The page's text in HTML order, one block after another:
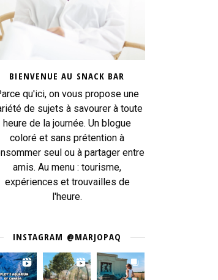
BIENVENUE AU SNACK BAR
qu'ici, on vous propose une
de sujets à savourer à toute
heure de la journée. Un blogue
coloré et sans prétention à
seul ou à partager entre
amis. Au menu : tourisme,
expériences et trouvailles de
l'heure.
INSTAGRAM @MARJOPAQ